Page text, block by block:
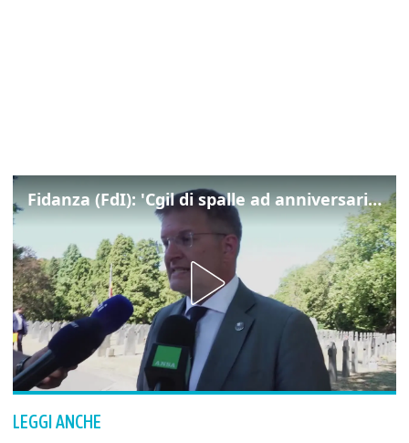
Fidanza (FdI): 'Cgil di spalle ad anniversario Marcinelle mentre La Russa leggeva Mattarella, si vergogni!'
LEGGI ANCHE